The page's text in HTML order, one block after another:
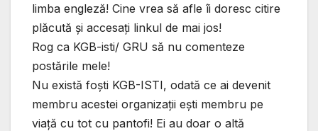
limba engleză! Cine vrea să afle îi doresc citire
plăcută și accesați linkul de mai jos!
Rog ca KGB-isti/ GRU să nu comenteze
postările mele!
Nu există foști KGB-ISTI, odată ce ai devenit
membru acestei organizații ești membru pe
viață cu tot cu pantofi! Ei au doar o altă